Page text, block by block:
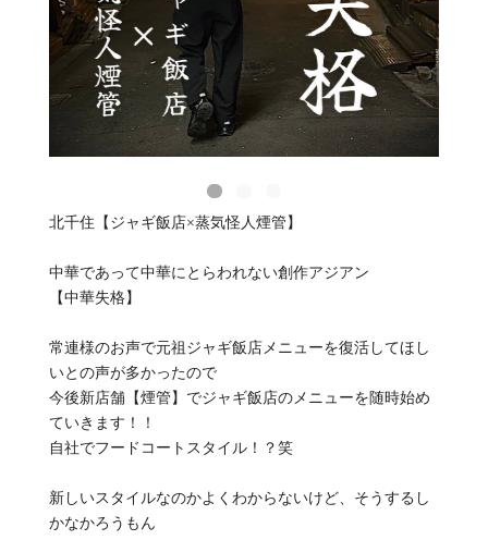
北千住【ジャギ飯店×蒸気怪人煙管】
中華であって中華にとらわれない創作アジアン
【中華失格】
常連様のお声で元祖ジャギ飯店メニューを復活してほし
いとの声が多かったので
今後新店舗【煙管】でジャギ飯店のメニューを随時始め
ていきます！！
自社でフードコートスタイル！？笑
新しいスタイルなのかよくわからないけど、そうするし
かなかろうもん